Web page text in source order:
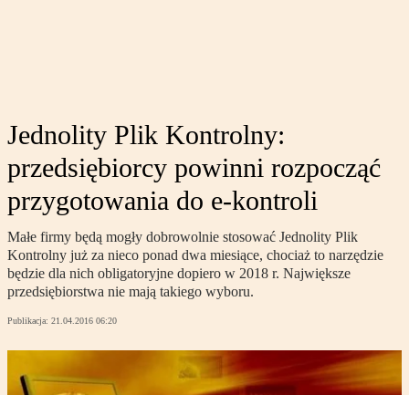
Jednolity Plik Kontrolny:
przedsiębiorcy powinni rozpocząć
przygotowania do e-kontroli
Małe firmy będą mogły dobrowolnie stosować Jednolity Plik
Kontrolny już za nieco ponad dwa miesiące, chociaż to narzędzie
będzie dla nich obligatoryjne dopiero w 2018 r. Największe
przedsiębiorstwa nie mają takiego wyboru.
Publikacja: 21.04.2016 06:20